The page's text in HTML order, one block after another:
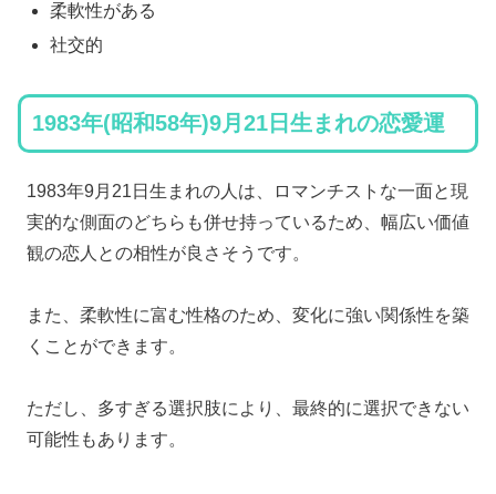
柔軟性がある
社交的
1983年(昭和58年)9月21日生まれの恋愛運
1983年9月21日生まれの人は、ロマンチストな一面と現
実的な側面のどちらも併せ持っているため、幅広い価値
観の恋人との相性が良さそうです。
また、柔軟性に富む性格のため、変化に強い関係性を築
くことができます。
ただし、多すぎる選択肢により、最終的に選択できない
可能性もあります。